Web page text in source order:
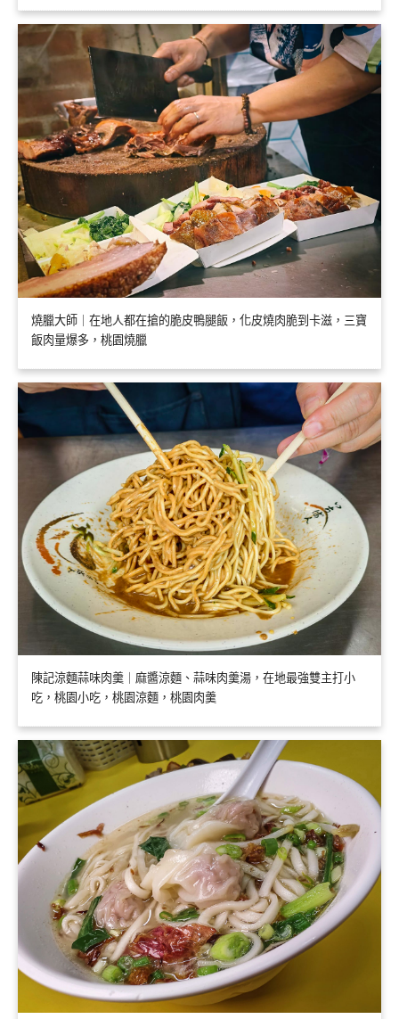
燒臘大師｜在地人都在搶的脆皮鴨腿飯，化皮燒肉脆到卡滋，三寶
飯肉量爆多，桃園燒臘
陳記涼麵蒜味肉羹｜麻醬涼麵、蒜味肉羹湯，在地最強雙主打小
吃，桃園小吃，桃園涼麵，桃園肉羹